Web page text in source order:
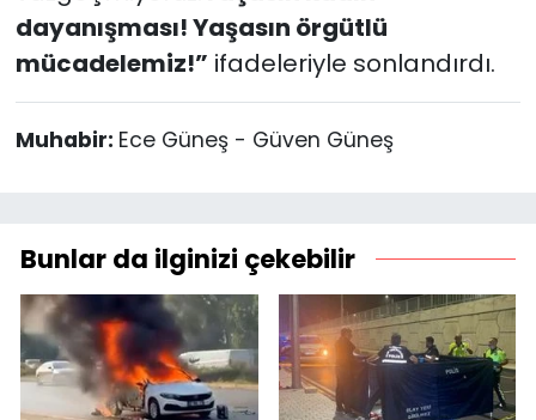
dayanışması!Yaşasın örgütlü
mücadelemiz!” ifadeleriyle sonlandırdı.
Muhabir: Ece Güneş - Güven Güneş
Bunlar da ilginizi çekebilir